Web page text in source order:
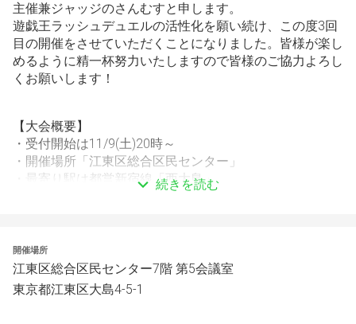
主催兼ジャッジのさんむすと申します。
遊戯王ラッシュデュエルの活性化を願い続け、この度3回
目の開催をさせていただくことになりました。皆様が楽し
めるように精一杯努力いたしますので皆様のご協力よろし
くお願いします！
【大会概要】
・受付開始は11/9(土)20時～
・開催場所「江東区総合区民センター」
・最寄り駅は都営新宿線「西大島」
す。
・参加費1000円！
・負けてもサブイベントあり！
・キャンセルはトナメル上で処理してください
続きを読む
開催場所
江東区総合区民センター7階 第5会議室
東京都江東区大島4-5-1